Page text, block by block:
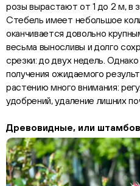
розы вырастают от 1 до 2 м, в
Стебель имеет небольшое
оканчивается довольно
весьма выносливы и долго
срезки: до двух недель.
получения ожидаемого
растению много внимания:
удобрений, удаление лишних
Древовидные, или